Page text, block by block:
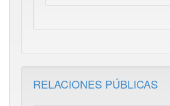
RELACIONES PÚBLICAS